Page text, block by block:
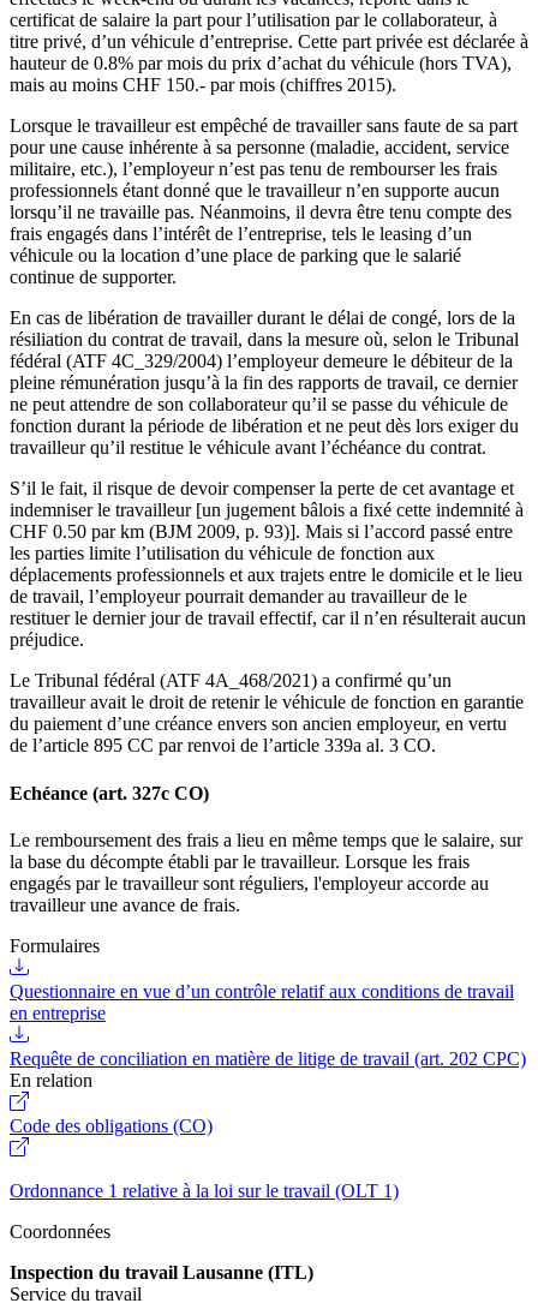
certificat de salaire la part pour l’utilisation par le collaborateur, à
titre privé, d’un véhicule d’entreprise. Cette part privée est déclarée à
hauteur de 0.8% par mois du prix d’achat du véhicule (hors TVA),
mais au moins CHF 150.- par mois (chiffres 2015).
Lorsque le travailleur est empêché de travailler sans faute de sa part
pour une cause inhérente à sa personne (maladie, accident, service
militaire, etc.), l’employeur n’est pas tenu de rembourser les frais
professionnels étant donné que le travailleur n’en supporte aucun
lorsqu’il ne travaille pas. Néanmoins, il devra être tenu compte des
frais engagés dans l’intérêt de l’entreprise, tels le leasing d’un
véhicule ou la location d’une place de parking que le salarié
continue de supporter.
En cas de libération de travailler durant le délai de congé, lors de la
résiliation du contrat de travail, dans la mesure où, selon le Tribunal
fédéral (ATF 4C_329/2004) l’employeur demeure le débiteur de la
pleine rémunération jusqu’à la fin des rapports de travail, ce dernier
ne peut attendre de son collaborateur qu’il se passe du véhicule de
fonction durant la période de libération et ne peut dès lors exiger du
travailleur qu’il restitue le véhicule avant l’échéance du contrat.
S’il le fait, il risque de devoir compenser la perte de cet avantage et
indemniser le travailleur [un jugement bâlois a fixé cette indemnité à
CHF 0.50 par km (BJM 2009, p. 93)]. Mais si l’accord passé entre
les parties limite l’utilisation du véhicule de fonction aux
déplacements professionnels et aux trajets entre le domicile et le lieu
de travail, l’employeur pourrait demander au travailleur de le
restituer le dernier jour de travail effectif, car il n’en résulterait aucun
préjudice.
Le Tribunal fédéral (ATF 4A_468/2021) a confirmé qu’un
travailleur avait le droit de retenir le véhicule de fonction en garantie
du paiement d’une créance envers son ancien employeur, en vertu
de l’article 895 CC par renvoi de l’article 339a al. 3 CO.
Echéance (art. 327c CO)
Le remboursement des frais a lieu en même temps que le salaire, sur
la base du décompte établi par le travailleur. Lorsque les frais
engagés par le travailleur sont réguliers, l'employeur accorde au
travailleur une avance de frais.
Formulaires
Questionnaire en vue d’un contrôle relatif aux conditions de travail
en entreprise
Requête de conciliation en matière de litige de travail (art. 202 CPC)
En relation
Code des obligations (CO)
Ordonnance 1 relative à la loi sur le travail (OLT 1)
Coordonnées
Inspection du travail Lausanne (ITL)
Service du travail